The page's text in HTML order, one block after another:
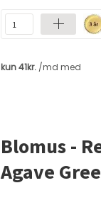
Blomus -
Agave